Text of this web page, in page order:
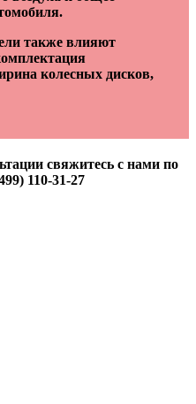
также влияют
колесных дисков,
свяжитесь с нами по
110-31-27